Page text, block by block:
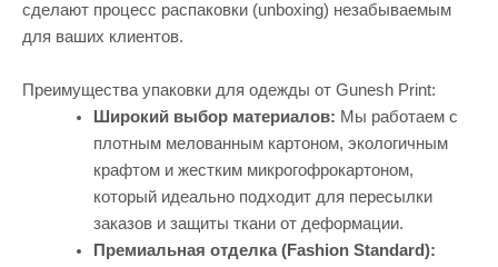
сделают процесс распаковки (unboxing) незабываемым
для ваших клиентов.
Преимущества упаковки для одежды от Gunesh Print:
Широкий выбор материалов: Мы работаем с
плотным мелованным картоном, экологичным
крафтом и жестким микрогофрокартоном,
который идеально подходит для пересылки
заказов и защиты ткани от деформации.
Премиальная отделка (Fashion Standard):